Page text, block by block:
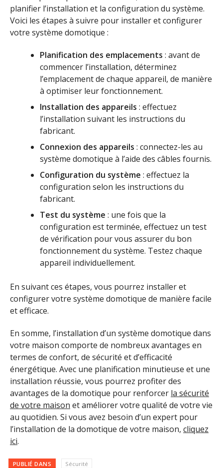
planifier l’installation et la configuration du système.
Voici les étapes à suivre pour installer et configurer
votre système domotique :
Planification des emplacements : avant de
commencer l’installation, déterminez
l’emplacement de chaque appareil, de manière
à optimiser leur fonctionnement.
Installation des appareils : effectuez
l’installation suivant les instructions du
fabricant.
Connexion des appareils : connectez-les au
système domotique à l’aide des câbles fournis.
Configuration du système : effectuez la
configuration selon les instructions du
fabricant.
Test du système : une fois que la
configuration est terminée, effectuez un test
de vérification pour vous assurer du bon
fonctionnement du système. Testez chaque
appareil individuellement.
En suivant ces étapes, vous pourrez installer et
configurer votre système domotique de manière facile
et efficace.
En somme, l’installation d’un système domotique dans
votre maison comporte de nombreux avantages en
termes de confort, de sécurité et d’efficacité
énergétique. Avec une planification minutieuse et une
installation réussie, vous pourrez profiter des
avantages de la domotique pour renforcer la sécurité
de votre maison et améliorer votre qualité de votre vie
au quotidien. Si vous avez besoin d’un expert pour
l’installation de la domotique de votre maison, cliquez
ici.
PUBLIÉ DANS Sécurité